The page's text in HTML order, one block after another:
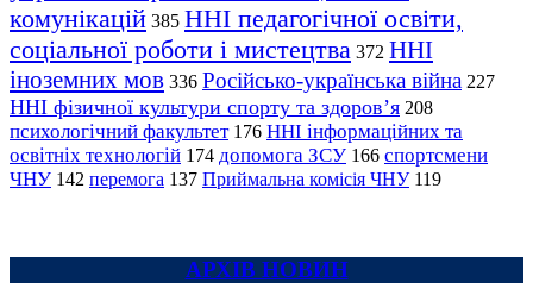
комунікацій 385 ННІ педагогічної освіти,
соціальної роботи і мистецтва 372 ННІ
іноземних мов 336 Російсько-українська війна 227
ННІ фізичної культури спорту та здоров’я 208
психологічний факультет 176 ННІ інформаційних та
освітніх технологій 174 допомога ЗСУ 166 спортсмени
ЧНУ 142 перемога 137 Приймальна комісія ЧНУ 119
АРХІВ НОВИН